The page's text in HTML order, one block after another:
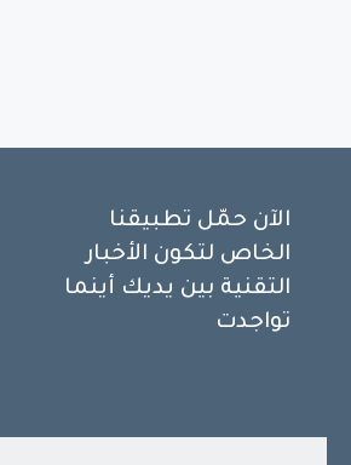
الآن حمّل تطبيقنا
الخاص لتكون الأخبار
التقنية بين يديك أينما
تواجدت